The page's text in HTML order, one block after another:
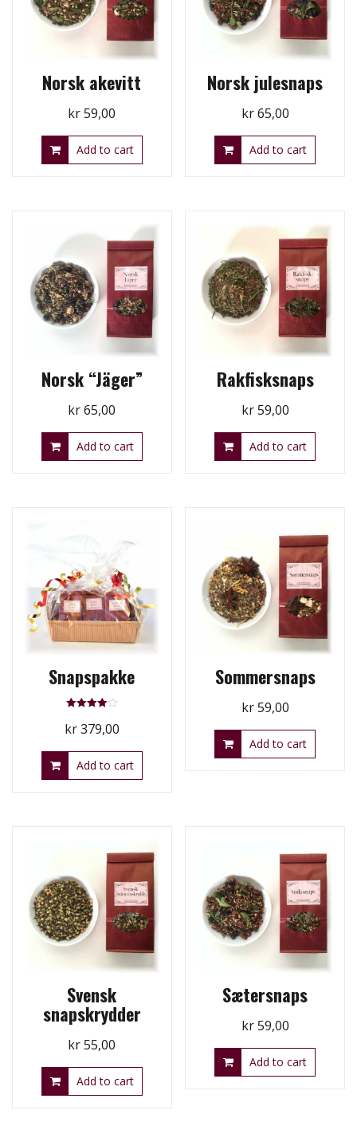
Norsk akevitt
kr59,00
Add to cart
Norsk julesnaps
kr65,00
Add to cart
Norsk “Jäger”
kr65,00
Add to cart
Rakfisksnaps
kr59,00
Add to cart
Snapspakke
4.00
out of 5
kr379,00
Add to cart
Sommersnaps
kr59,00
Add to cart
Svensk
snapskrydder
kr55,00
Add to cart
Sætersnaps
kr59,00
Add to cart